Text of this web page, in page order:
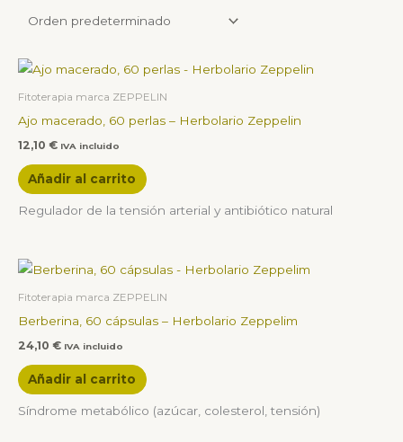
Fitoterapia marca ZEPPELIN
Ajo macerado, 60 perlas – Herbolario Zeppelin
12,10 € IVA incluido
Añadir al carrito
Regulador de la tensión arterial y antibiótico natural
Fitoterapia marca ZEPPELIN
Berberina, 60 cápsulas – Herbolario Zeppelim
24,10 € IVA incluido
Añadir al carrito
Síndrome metabólico (azúcar, colesterol, tensión)